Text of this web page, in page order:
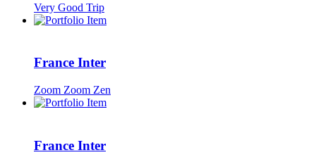
Very Good Trip
France Inter
Zoom Zoom Zen
France Inter